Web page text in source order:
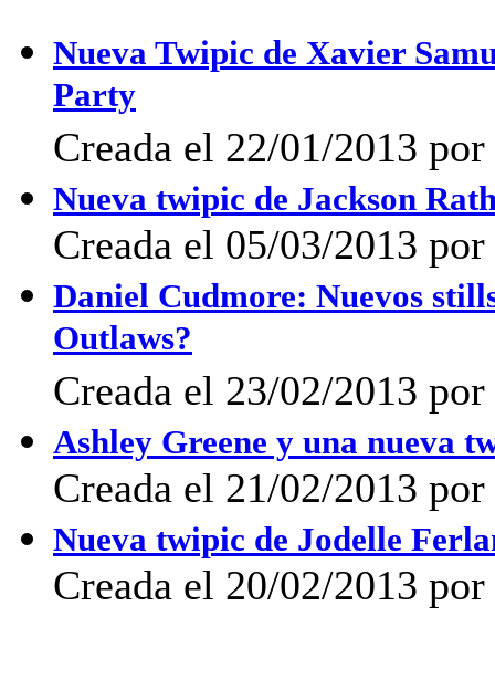
Nueva Twipic de Xavier
Party
Creada el 22/01/2013
Nueva twipic de Jackson
Creada el 05/03/2013
Daniel Cudmore: Nuevos
Outlaws?
Creada el 23/02/2013
Ashley Greene y una nueva
Creada el 21/02/2013
Nueva twipic de Jodelle
Creada el 20/02/2013